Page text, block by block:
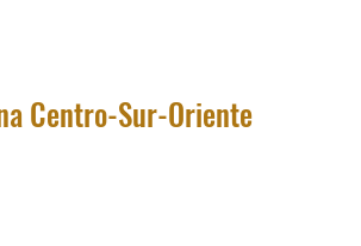
Centro-Sur-Oriente